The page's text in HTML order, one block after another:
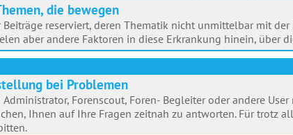
die bewegen
Beiträge reserviert, deren Thematik nicht unmittelbar mit
aber andere Faktoren in diese Erkrankung hinein, über
bei Problemen
Forenscout, Foren- Begleiter oder andere
Ihnen auf Ihre Fragen zeitnah zu antworten. Für trotz